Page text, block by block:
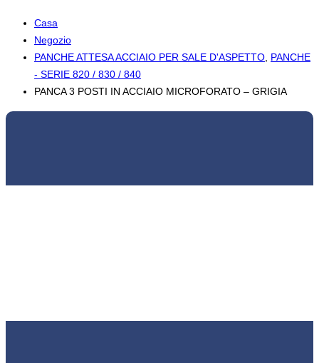
Casa
Negozio
PANCHE ATTESA ACCIAIO PER SALE D'ASPETTO PANCHE
- SERIE 820 / 830 / 840
PANCA 3 POSTI IN ACCIAIO MICROFORATO – GRIGIA